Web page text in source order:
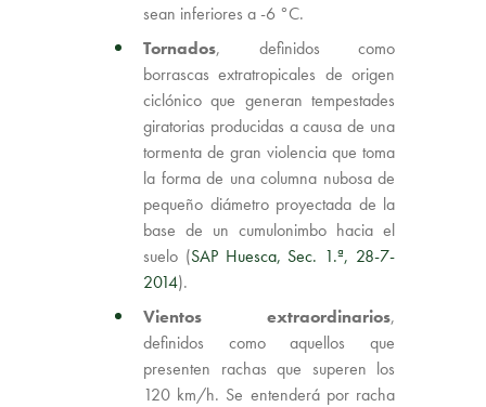
sean inferiores a -6 °C.
Tornados, definidos como
borrascas extratropicales de origen
ciclónico que generan tempestades
giratorias producidas a causa de una
tormenta de gran violencia que toma
la forma de una columna nubosa de
pequeño diámetro proyectada de la
base de un cumulonimbo hacia el
suelo (SAP Huesca, Sec. 1.ª, 28-7-
2014).
Vientos extraordinarios,
definidos como aquellos que
presenten rachas que superen los
120 km/h. Se entenderá por racha